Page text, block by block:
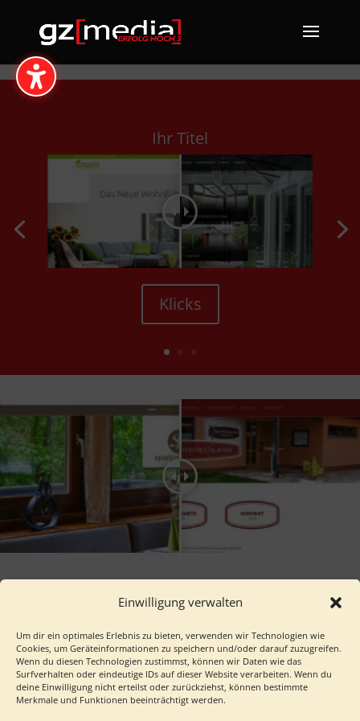
Einwilligung verwalten
Um dir ein optimales Erlebnis zu bieten, verwenden wir Technologien wie
Cookies, um Geräteinformationen zu speichern und/oder darauf zuzugreifen.
Wenn du diesen Technologien zustimmst, können wir Daten wie das
Surfverhalten oder eindeutige IDs auf dieser Website verarbeiten. Wenn du
deine Einwilligung nicht erteilst oder zurückziehst, können bestimmte
Merkmale und Funktionen beeinträchtigt werden.
Ihr Titel
Klicks
[/et_pb_slide][/et_pb_slider]